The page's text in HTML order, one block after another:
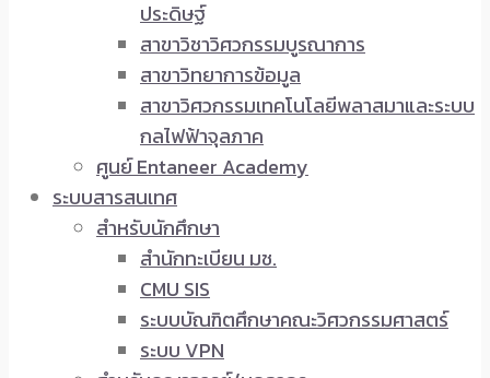
ประดิษฐ์
สาขาวิชาวิศวกรรมบูรณาการ
สาขาวิทยาการข้อมูล
สาขาวิศวกรรมเทคโนโลยีพลาสมาและระบบ
กลไฟฟ้าจุลภาค
ศูนย์ Entaneer Academy
ระบบสารสนเทศ
สำหรับนักศึกษา
สำนักทะเบียน มช.
CMU SIS
ระบบบัณฑิตศึกษาคณะวิศวกรรมศาสตร์
ระบบ VPN